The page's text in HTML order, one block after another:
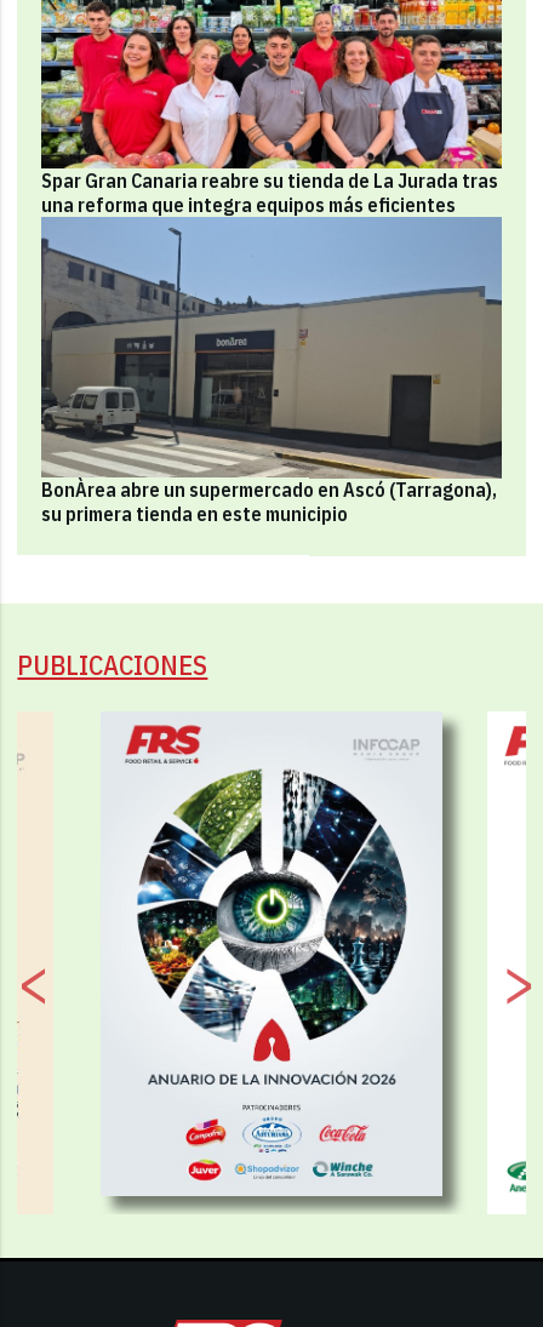
Spar Gran Canaria reabre su tienda de La Jurada tras
una reforma que integra equipos más eficientes
BonÀrea abre un supermercado en Ascó (Tarragona),
su primera tienda en este municipio
PUBLICACIONES